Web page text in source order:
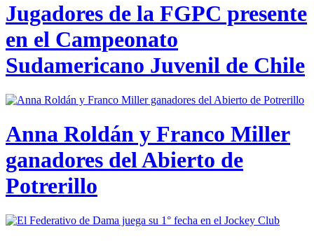
Jugadores de la FGPC presente
en el Campeonato
Sudamericano Juvenil de Chile
Anna Roldán y Franco Miller
ganadores del Abierto de
Potrerillo